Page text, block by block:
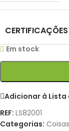
CERTIFICAÇÕES
Em stock
Adicionar à Lista
REF: LS82001
Categorias: